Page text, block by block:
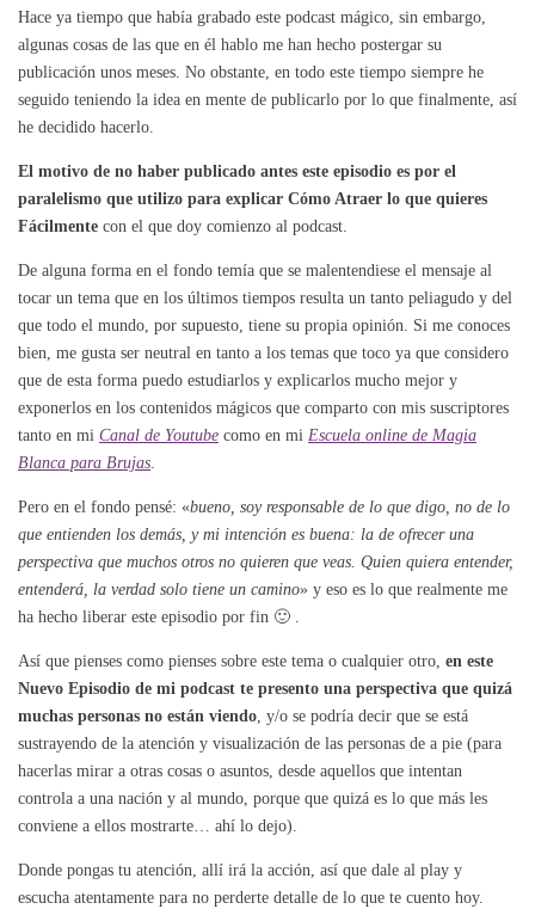
Hace ya tiempo que había grabado este podcast mágico, sin embargo,
algunas cosas de las que en él hablo me han hecho postergar su
publicación unos meses. No obstante, en todo este tiempo siempre he
seguido teniendo la idea en mente de publicarlo por lo que finalmente, así
he decidido hacerlo.
El motivo de no haber publicado antes este episodio es por el
paralelismo que utilizo para explicar Cómo Atraer lo que quieres
Fácilmente con el que doy comienzo al podcast.
De alguna forma en el fondo temía que se malentendiese el mensaje al
tocar un tema que en los últimos tiempos resulta un tanto peliagudo y del
que todo el mundo, por supuesto, tiene su propia opinión. Si me conoces
bien, me gusta ser neutral en tanto a los temas que toco ya que considero
que de esta forma puedo estudiarlos y explicarlos mucho mejor y
exponerlos en los contenidos mágicos que comparto con mis suscriptores
tanto en mi Canal de Youtube como en mi Escuela online de Magia
Blanca para Brujas.
Pero en el fondo pensé: «bueno, soy responsable de lo que digo, no de lo
que entienden los demás, y mi intención es buena: la de ofrecer una
perspectiva que muchos otros no quieren que veas. Quien quiera entender,
entenderá, la verdad solo tiene un camino» y eso es lo que realmente me
ha hecho liberar este episodio por fin 🙂 .
Así que pienses como pienses sobre este tema o cualquier otro, en este
Nuevo Episodio de mi podcast te presento una perspectiva que quizá
muchas personas no están viendo, y/o se podría decir que se está
sustrayendo de la atención y visualización de las personas de a pie (para
hacerlas mirar a otras cosas o asuntos, desde aquellos que intentan
controla a una nación y al mundo, porque que quizá es lo que más les
conviene a ellos mostrarte… ahí lo dejo).
Donde pongas tu atención, allí irá la acción, así que dale al play y
escucha atentamente para no perderte detalle de lo que te cuento hoy.